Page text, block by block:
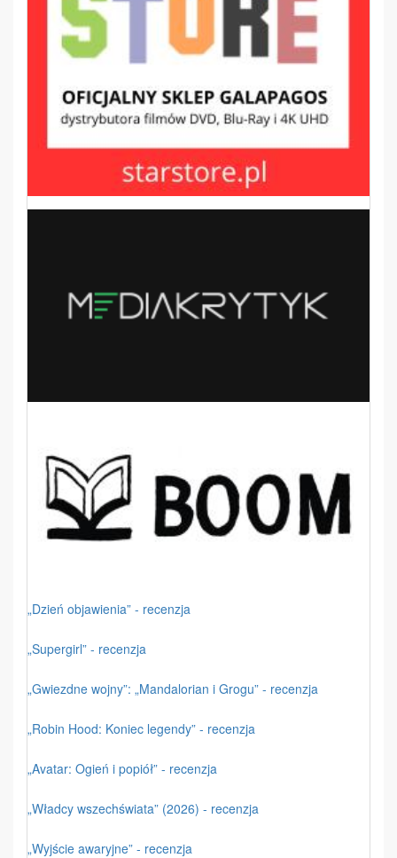
„Dzień objawienia” - recenzja
„Supergirl” - recenzja
„Gwiezdne wojny”: „Mandalorian i Grogu” - recenzja
„Robin Hood: Koniec legendy” - recenzja
„Avatar: Ogień i popiół” - recenzja
„Władcy wszechświata” (2026) - recenzja
„Wyjście awaryjne” - recenzja